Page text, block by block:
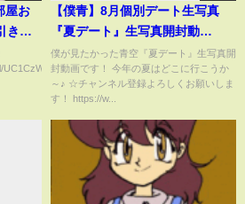
屋お
きこ
UC1CzWN54chg7rzG7BBU2H...
【僕青】8月個別デート生写真
『夏デート』生写真開封動
画！！
僕が見たかった青空『夏デート』生写真開
封動画です！ 今年の夏はどこに行こうか
～♪ ☆チャンネル登録よろしくお願いしま
す！ https://w...